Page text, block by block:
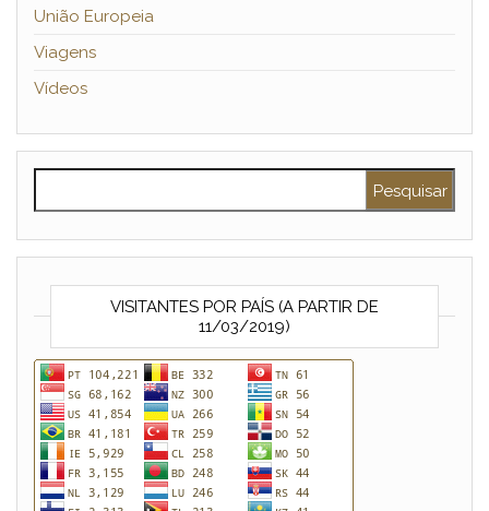
União Europeia
Viagens
Vídeos
VISITANTES POR PAÍS (A PARTIR DE
11/03/2019)